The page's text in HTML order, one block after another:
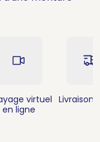
virtuel
en ligne
Livraison